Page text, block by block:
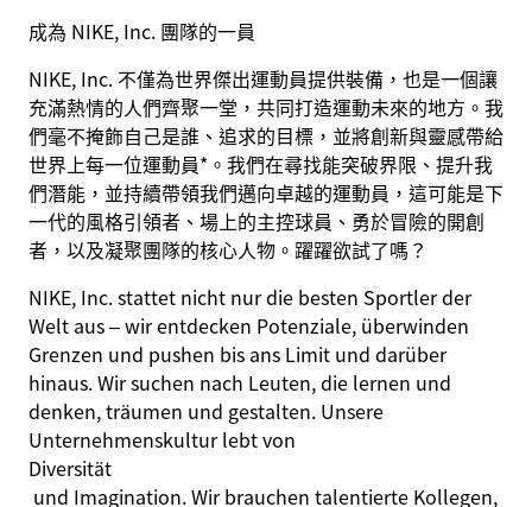
成為 NIKE, Inc. 團隊的一員
NIKE, Inc. 不僅為世界傑出運動員提供裝備，也是一個讓
充滿熱情的人們齊聚一堂，共同打造運動未來的地方。我
們毫不掩飾自己是誰、追求的目標，並將創新與靈感帶給
世界上每一位運動員*。我們在尋找能突破界限、提升我
們潛能，並持續帶領我們邁向卓越的運動員，這可能是下
一代的風格引領者、場上的主控球員、勇於冒險的開創
者，以及凝聚團隊的核心人物。躍躍欲試了嗎？
NIKE, Inc. stattet nicht nur die besten Sportler der
Welt aus – wir entdecken Potenziale, überwinden
Grenzen und pushen bis ans Limit und darüber
hinaus. Wir suchen nach Leuten, die lernen und
denken, träumen und gestalten. Unsere
Unternehmenskultur lebt von
Diversität
und Imagination. Wir brauchen talentierte Kollegen,